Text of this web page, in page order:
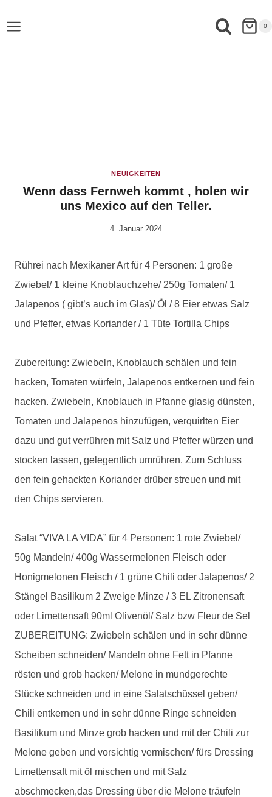
0
NEUIGKEITEN
Wenn dass Fernweh kommt , holen wir
uns Mexico auf den Teller.
Von
4. Januar 2024
Rührei nach Mexikaner Art für 4 Personen: 1 große
Zwiebel/ 1 kleine Knoblauchzehe/ 250g Tomaten/ 1
Jalapenos ( gibt’s auch im Glas)/ Öl / 8 Eier etwas Salz
und Pfeffer, etwas Koriander / 1 Tüte Tortilla Chips
Zubereitung: Zwiebeln, Knoblauch schälen und fein
hacken, Tomaten würfeln, Jalapenos entkernen und fein
hacken. Zwiebeln, Knoblauch in Pfanne glasig dünsten,
Tomaten und Jalapenos hinzufügen, verquirlten Eier
dazu und gut verrühren mit Salz und Pfeffer würzen und
stocken lassen, gelegentlich umrühren. Zum Schluss
den fein gehackten Koriander drüber streuen und mit
den Chips servieren.
Salat “VIVA LA VIDA” für 4 Personen: 1 rote Zwiebel/
50g Mandeln/ 400g Wassermelonen Fleisch oder
Honigmelonen Fleisch / 1 grüne Chili oder Jalapenos/ 2
Stängel Basilikum 2 Zweige Minze / 3 EL Zitronensaft
oder Limettensaft 90ml Olivenöl/ Salz bzw Fleur de Sel
ZUBEREITUNG: Zwiebeln schälen und in sehr dünne
Scheiben schneiden/ Mandeln ohne Fett in Pfanne
rösten und grob hacken/ Melone in mundgerechte
Stücke schneiden und in eine Salatschüssel geben/
Chili entkernen und in sehr dünne Ringe schneiden
Basilikum und Minze grob hacken und mit der Chili zur
Melone geben und vorsichtig vermischen/ fürs Dressing
Limettensaft mit öl mischen und mit Salz
abschmecken,das Dressing über die Melone träufeln